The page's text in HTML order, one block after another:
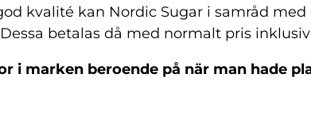
kvalité kan Nordic Sugar i samråd
betalas då med normalt pris
i marken beroende på när man hade